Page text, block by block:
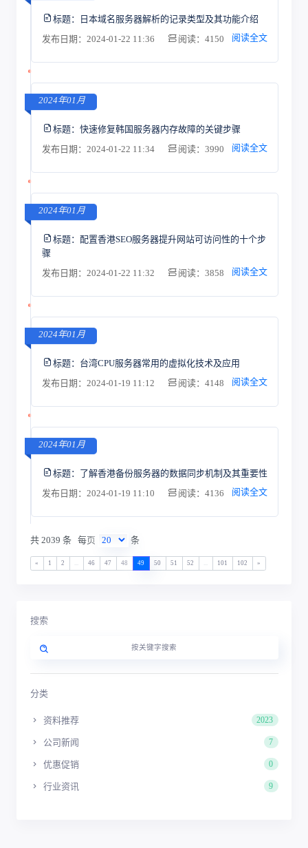
标题：
日本域名服务器解析的记录类型及其功能介绍
发布日期：2024-01-22 11:36
阅读：4150 阅读全文
2024年01月
标题： 快速修复韩国服务器内存故障的关键步骤
发布日期：2024-01-22 11:34
阅读：3990 阅读全文
2024年01月
标题： 配置香港SEO服务器提升网站可访问性的十个步
骤
发布日期：2024-01-22 11:32
阅读：3858 阅读全文
2024年01月
标题： 台湾CPU服务器常用的虚拟化技术及应用
发布日期：2024-01-19 11:12
阅读：4148 阅读全文
2024年01月
标题： 了解香港备份服务器的数据同步机制及其重要性
发布日期：2024-01-19 11:10
阅读：4136 阅读全文
共 2039 条 每页 条
« 1 2 46 47 48 49 50 51 52 101 102 »
搜索
分类
资料推荐 2023
公司新闻 7
优惠促销 0
行业资讯 9